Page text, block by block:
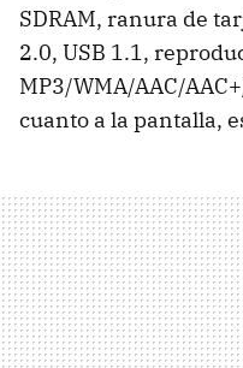
SDRAM, ranura de
2.0, USB 1.1,
MP3/WMA/AAC/
cuanto a la pantalla,